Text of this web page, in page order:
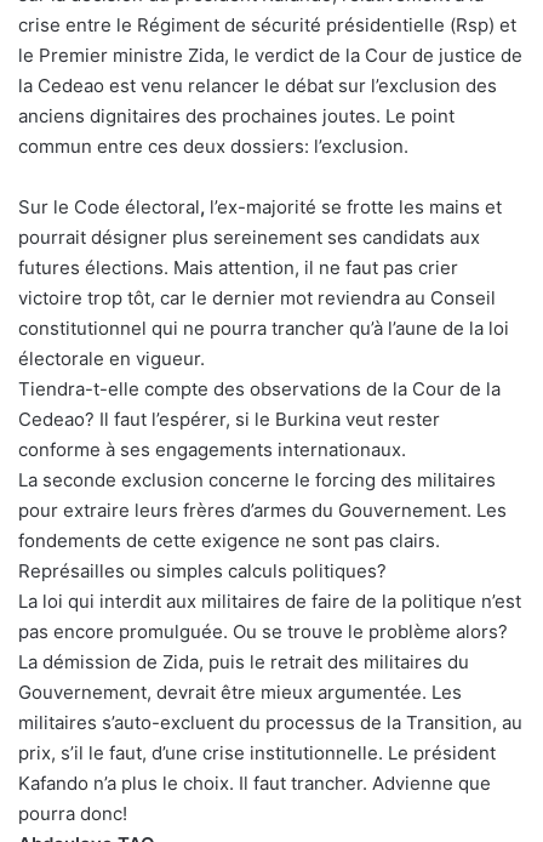
crise entre le Régiment de sécurité présidentielle (Rsp) et
le Premier ministre Zida, le verdict de la Cour de justice de
la Cedeao est venu relancer le débat sur l’exclusion des
anciens dignitaires des prochaines joutes. Le point
commun entre ces deux dossiers: l’exclusion.
Sur le Code électoral, l’ex-majorité se frotte les mains et
pourrait désigner plus sereinement ses candidats aux
futures élections. Mais attention, il ne faut pas crier
victoire trop tôt, car le dernier mot reviendra au Conseil
constitutionnel qui ne pourra trancher qu’à l’aune de la loi
électorale en vigueur.
Tiendra-t-elle compte des observations de la Cour de la
Cedeao? Il faut l’espérer, si le Burkina veut rester
conforme à ses engagements internationaux.
La seconde exclusion concerne le forcing des militaires
pour extraire leurs frères d’armes du Gouvernement. Les
fondements de cette exigence ne sont pas clairs.
Représailles ou simples calculs politiques?
La loi qui interdit aux militaires de faire de la politique n’est
pas encore promulguée. Ou se trouve le problème alors?
La démission de Zida, puis le retrait des militaires du
Gouvernement, devrait être mieux argumentée. Les
militaires s’auto-excluent du processus de la Transition, au
prix, s’il le faut, d’une crise institutionnelle. Le président
Kafando n’a plus le choix. Il faut trancher. Advienne que
pourra donc!